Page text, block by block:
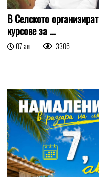
В Селското организират
курсове за ...
07 авг 3306